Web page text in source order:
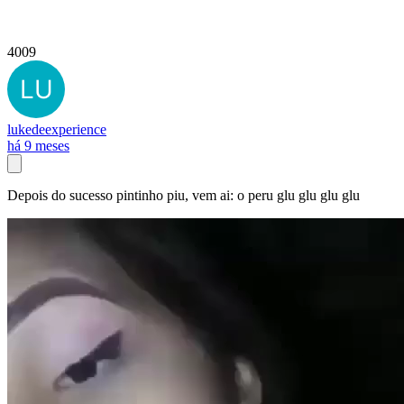
4009
lukedeexperience
há 9 meses
Depois do sucesso pintinho piu, vem ai: o peru glu glu glu glu